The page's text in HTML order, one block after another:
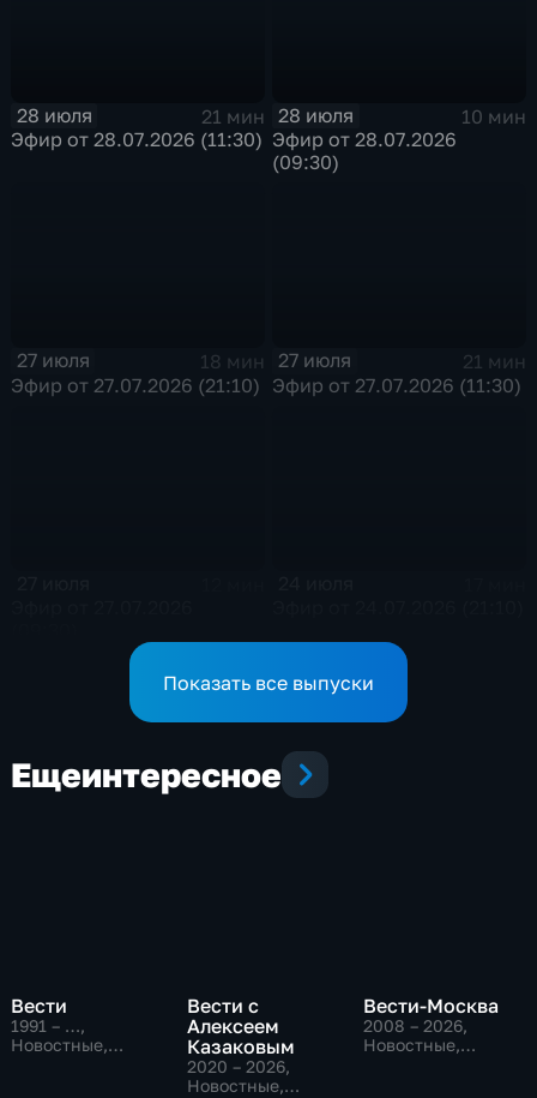
28 июля
21 мин
Эфир от 28.07.2026 (11:30)
28 июля
10 мин
Эфир от 28.07.2026
(09:30)
27 июля
18 мин
Эфир от 27.07.2026 (21:10)
27 июля
21 мин
Эфир от 27.07.2026 (11:30)
Показать все выпуски
Ещеинтересное
Вести
1991 – …,
Новостные,
Вести с
Алексеем
Казаковым
2020 – 2026,
Новостные,
Вести-Москва
2008 – 2026,
Новостные,